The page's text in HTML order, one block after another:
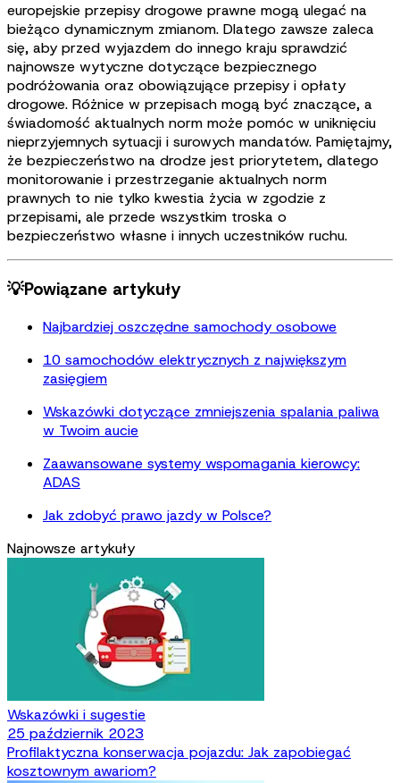
europejskie przepisy drogowe prawne mogą ulegać na
bieżąco dynamicznym zmianom. Dlatego zawsze zaleca
się, aby przed wyjazdem do innego kraju sprawdzić
najnowsze wytyczne dotyczące bezpiecznego
podróżowania oraz obowiązujące przepisy i opłaty
drogowe. Różnice w przepisach mogą być znaczące, a
świadomość aktualnych norm może pomóc w uniknięciu
nieprzyjemnych sytuacji i surowych mandatów. Pamiętajmy,
że bezpieczeństwo na drodze jest priorytetem, dlatego
monitorowanie i przestrzeganie aktualnych norm
prawnych to nie tylko kwestia życia w zgodzie z
przepisami, ale przede wszystkim troska o
bezpieczeństwo własne i innych uczestników ruchu.
💡Powiązane artykuły
Najbardziej oszczędne samochody osobowe
10 samochodów elektrycznych z największym
zasięgiem
Wskazówki dotyczące zmniejszenia spalania paliwa
w Twoim aucie
Zaawansowane systemy wspomagania kierowcy:
ADAS
Jak zdobyć prawo jazdy w Polsce?
Najnowsze artykuły
Wskazówki i sugestie
25 październik 2023
Profilaktyczna konserwacja pojazdu: Jak zapobiegać
kosztownym awariom?